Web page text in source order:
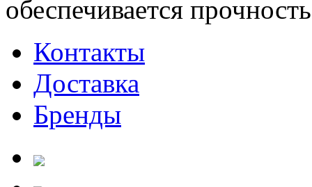
обеспечивается
Контакты
Доставка
Бренды